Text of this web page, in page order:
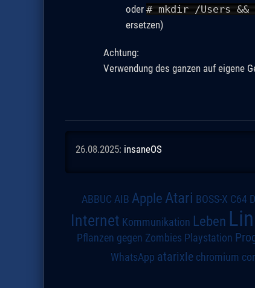
oder # mkdir /Users
ersetzen)
Achtung:
Verwendung des ganzen auf eigene
26.08.2025: insaneOS
ABBUC AIB Apple Atari BOSS-X C64
Internet Kommunikation Leben
Pflanzen gegen Zombies Playstation
WhatsApp atarixle chromium